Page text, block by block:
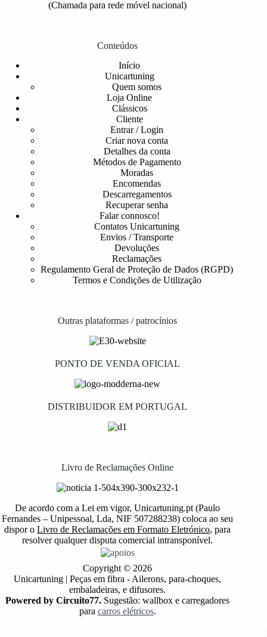
(Chamada para rede móvel nacional)
Conteúdos
Início
Unicartuning
Quem somos
Loja Online
Clássicos
Cliente
Entrar / Login
Criar nova conta
Detalhes da conta
Métodos de Pagamento
Moradas
Encomendas
Descarregamentos
Recuperar senha
Falar connosco!
Contatos Unicartuning
Envios / Transporte
Devoluções
Reclamações
Regulamento Geral de Proteção de Dados (RGPD)
Termos e Condições de Utilização
Outras plataformas / patrocínios
PONTO DE VENDA OFICIAL
DISTRIBUIDOR EM PORTUGAL
Livro de Reclamações Online
De acordo com a Lei em vigor, Unicartuning.pt (Paulo
Fernandes – Unipessoal, Lda, NIF 507288238) coloca ao seu
dispor oLivro de Reclamações em Formato Eletrónico, para
resolver qualquer disputa comercial intransponível.
Copyright © 2026
Unicartuning | Peças em fibra - Ailerons, para-choques,
embaladeiras, e difusores.
Powered by Circuito77. Sugestão: wallbox e carregadores
para carros elétricos.